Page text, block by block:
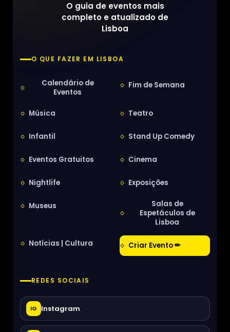
O guia de eventos mais
completo e atualizado de
Lisboa
O QUE FAZER EM LISBOA
Calendário de
Eventos
Fim de Semana
Música Teatro
Infantil Stand Up Comedy
Eventos Gratuitos Cinema
Nightlife Exposições
Museus
Salas de
Espetáculos de
Lisboa
Notícias | Cultura Criar Evento ✏
REDES SOCIAIS
IG Instagram